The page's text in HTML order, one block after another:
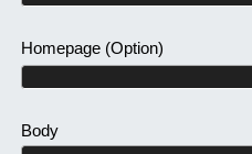
Homepage(Option)
Body